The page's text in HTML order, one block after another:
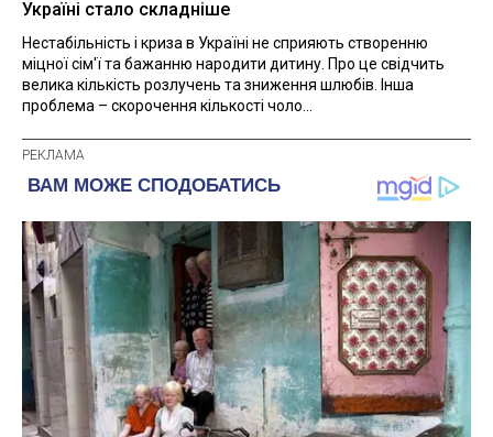
Україні стало складніше
Нестабільність і криза в Україні не сприяють створенню
міцної сім'ї та бажанню народити дитину. Про це свідчить
велика кількість розлучень та зниження шлюбів. Інша
проблема – скорочення кількості чоло...